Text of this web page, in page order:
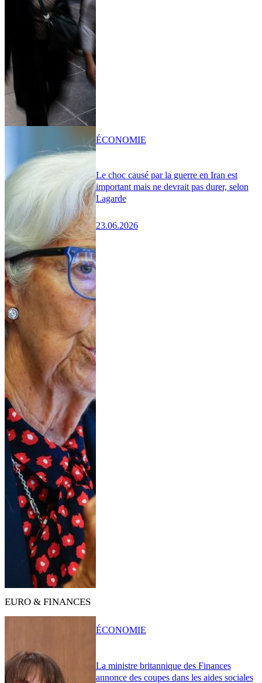
Le choc causé par la guerre en Iran est
important mais ne devrait pas durer, selon
Lagarde
23.06.2026
ÉCONOMIE
EURO & FINANCES
La ministre britannique des Finances
annonce des coupes dans les aides sociales
ÉCONOMIE